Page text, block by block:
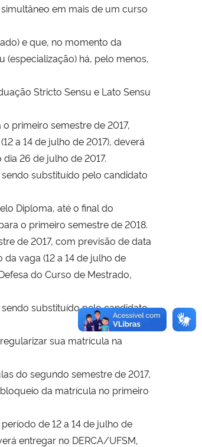
em mais de um curso
e que, no momento da
há, pelo menos,
Stricto Sensu e Lato Sensu
primeiro semestre de 2017,
a 14 de julho de 2017), deverá
26 de julho de 2017.
substituído pelo candidato
Diploma, até o final do
o primeiro semestre de 2018.
de 2017, com previsão de data
vaga (12 a 14 de julho de
do Curso de Mestrado,
substituído pelo candidato
sua matrícula na
do segundo semestre de 2017,
da matrícula no primeiro
de 12 a 14 de julho de
entregar no DERCA/UFSM,